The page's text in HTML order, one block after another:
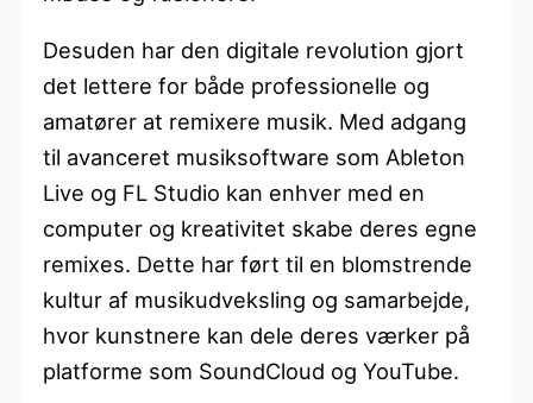
Desuden har den digitale revolution gjort
det lettere for både professionelle og
amatører at remixere musik. Med adgang
til avanceret musiksoftware som Ableton
Live og FL Studio kan enhver med en
computer og kreativitet skabe deres egne
remixes. Dette har ført til en blomstrende
kultur af musikudveksling og samarbejde,
hvor kunstnere kan dele deres værker på
platforme som SoundCloud og YouTube.